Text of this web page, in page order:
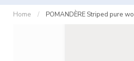
Home / POMANDÈRE Striped pure